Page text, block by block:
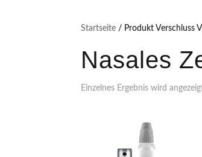
Startseite / Produkt Verschluss
Nasales
Einzelnes Ergebnis wird